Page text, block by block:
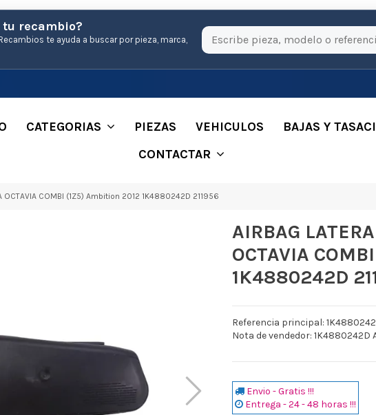
recambio?
te ayuda a buscar por pieza, marca,
CATEGORIAS PIEZAS VEHICULOS
BAJAS Y
CONTACTAR
OCTAVIA COMBI (1Z5) Ambition 2012 1K4880242D 211956
AIRBAG
OCTAVIA
1K4880242D
Referencia principal:
Nota de vendedor: 1K4880242D
Envio - Gratis !!!
Entrega - 24 - 48 horas !!!